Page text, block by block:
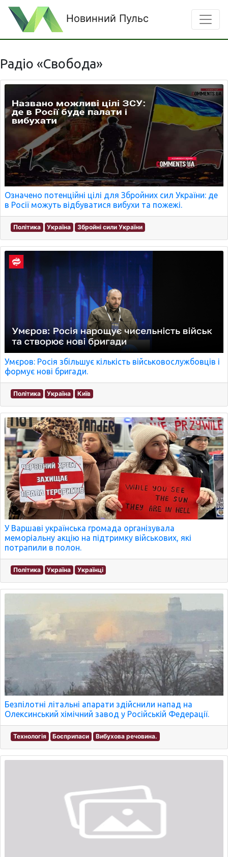
Новинний Пульс
Радіо «Свобода»
Означено потенційні цілі для Збройних сил України: де
в Росії можуть відбуватися вибухи та пожежі.
Політика Україна Збройні сили України
Умєров: Росія збільшує кількість військовослужбовців і
формує нові бригади.
Політика Україна Київ
У Варшаві українська громада організувала
меморіальну акцію на підтримку військових, які
потрапили в полон.
Політика Україна Українці
Безпілотні літальні апарати здійснили напад на
Олексинський хімічний завод у Російській Федерації.
Технологія Боєприпаси Вибухова речовина.